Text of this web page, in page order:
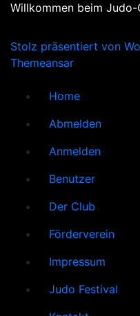
Willkommen beim Judo-
Stolz präsentiert von
Themeansar
Home
Abmelden
Anmelden
Benutzer
Der Club
Förderverein
Impressum
Judo Festival